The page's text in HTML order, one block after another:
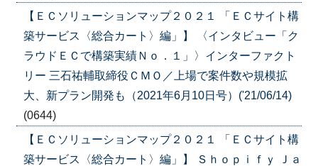
【ＥＣソリューションマップ２０２１ 「ＥＣサイト構
築サービス〈総合カート〉編」】 〈インタビュー「ク
ラウドＥＣで構築実績Ｎｏ．１」〉インターファクト
リー 三石祐輔取締役ＣＭＯ／上場で案件数や規模拡
大、新プラン開発も（2021年6月10日号）('21/06/14)
(0644)
【ＥＣソリューションマップ２０２１ 「ＥＣサイト構
築サービス〈総合カート〉編」】 Ｓｈｏｐｉｆｙ Ｊａ